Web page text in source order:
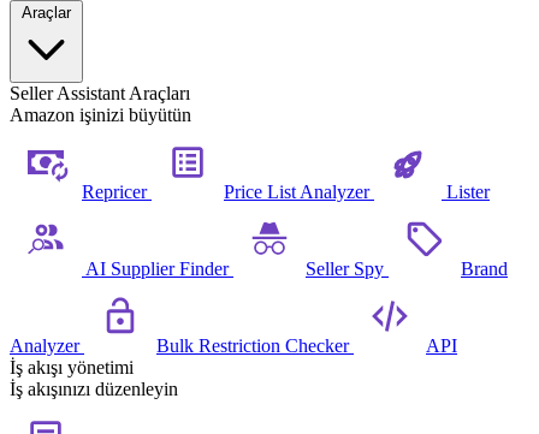
Araçlar
Seller Assistant Araçları
Amazon işinizi büyütün
Repricer Price List Analyzer Lister
AI Supplier Finder Seller Spy Brand
Analyzer Bulk Restriction Checker
API
İş akışı yönetimi
İş akışınızı düzenleyin